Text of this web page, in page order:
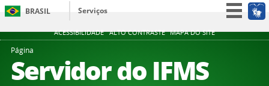
ACESSIBILIDADE ALTO CONTRASTE MAPA DO SITE
BRASIL
Serviços
Participe
Legislação
Página
Servidor do IFMS